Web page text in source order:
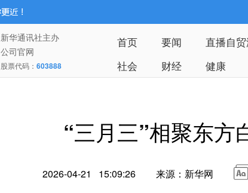
新华通讯社主办
公司官网
股票代码： 603888
首页 要闻 直播自
社会
财经 健康
“三月三”相聚东方
2026-04-21 15:09:26 来源：新华网